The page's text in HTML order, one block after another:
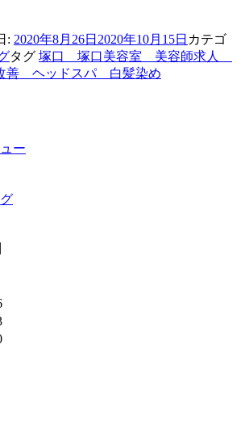
: 2020年8月26日 2020年10月15日 カテゴ
タグ 塚口 塚口美容室 美容師求人
善 ヘッドスパ 白髪染め
ー